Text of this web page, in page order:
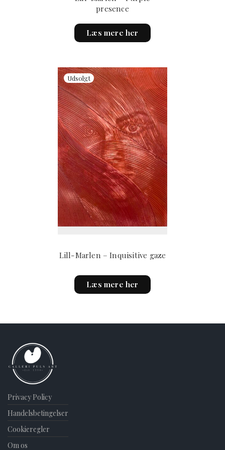
presence
Læs mere her
Lill-Marlen – Inquisitive gaze
Læs mere her
Privacy Policy
Handelsbetingelser
Cookieregler
Om os